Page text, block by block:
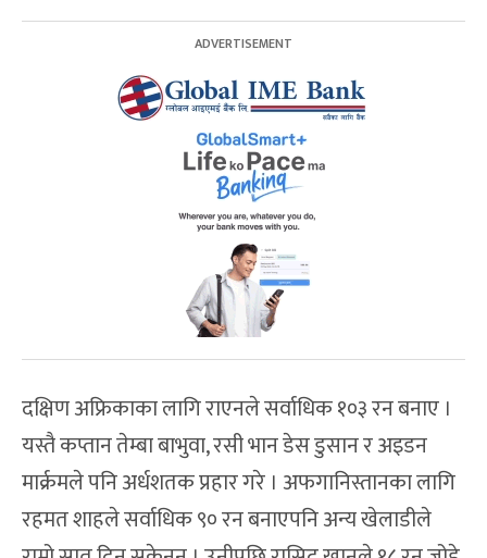
दक्षिण अफ्रिकाका लागि राएनले सर्वाधिक १०३ रन बनाए ।
यस्तै कप्तान तेम्बा बाभुवा, रसी भान डेस डुसान र अइडन
मार्क्रमले पनि अर्धशतक प्रहार गरे । अफगानिस्तानका लागि
रहमत शाहले सर्वाधिक ९० रन बनाएपनि अन्य खेलाडीले